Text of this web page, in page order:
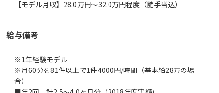
【モデル月収】28.0万円〜32.0万円程度（諸手当込）
給与備考
※1年経験モデル
※月60分を81件以上で1件4000円/時間（基本給28万の場
合）